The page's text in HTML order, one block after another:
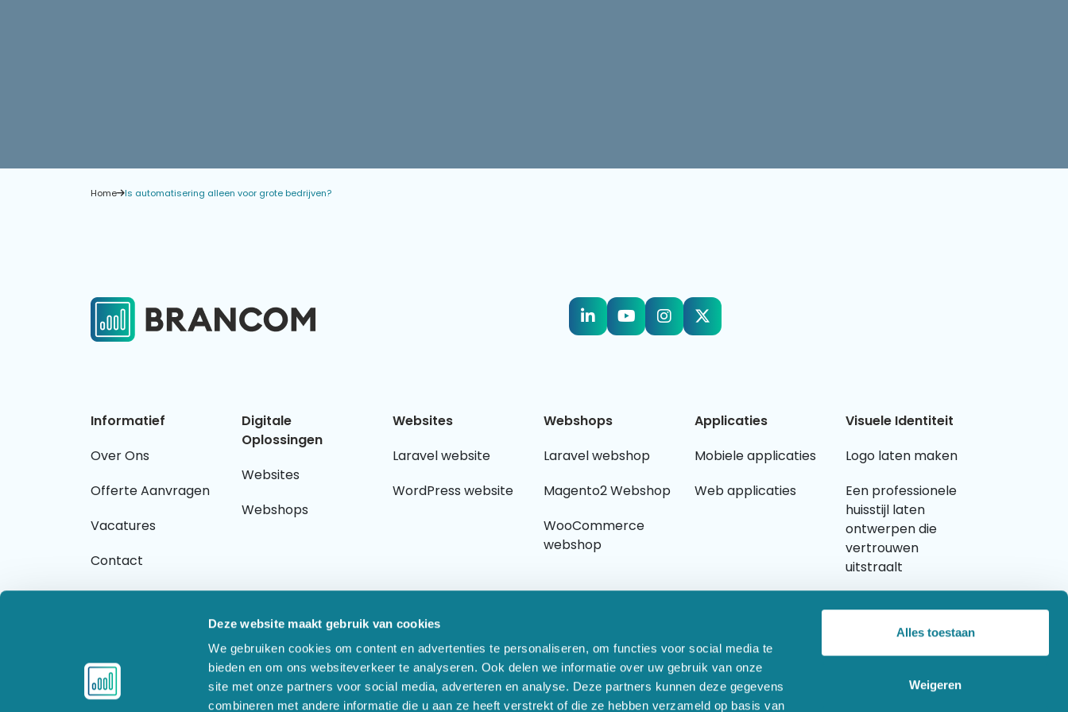
Deze website maakt gebruik van cookies
We gebruiken cookies om content en advertenties te personaliseren, om functies voor social media te
bieden en om ons websiteverkeer te analyseren. Ook delen we informatie over uw gebruik van onze
site met onze partners voor social media, adverteren en analyse. Deze partners kunnen deze gegevens
combineren met andere informatie die u aan ze heeft verstrekt of die ze hebben verzameld op basis van
Alles toestaan
Weigeren
Home Is automatisering alleen voor grote bedrijven?
Informatief
Over Ons
Offerte Aanvragen
Vacatures
Contact
Digitale
Oplossingen
Websites
Webshops
Websites
Laravel website
WordPress website
Webshops
Laravel webshop
Magento2 Webshop
WooCommerce
webshop
Applicaties
Mobiele applicaties
Web applicaties
Visuele Identiteit
Logo laten maken
Een professionele
huisstijl laten
ontwerpen die
vertrouwen
uitstraalt